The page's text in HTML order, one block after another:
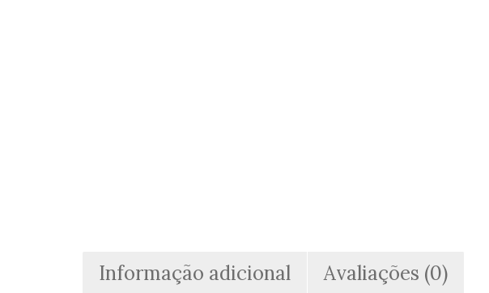
Informação adicional Avaliações (0)